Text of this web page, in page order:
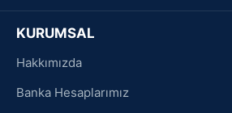
KURUMSAL
Hakkımızda
Banka Hesaplarımız